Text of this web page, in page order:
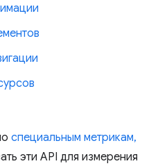
специальным метрикам,
эти API для измерения